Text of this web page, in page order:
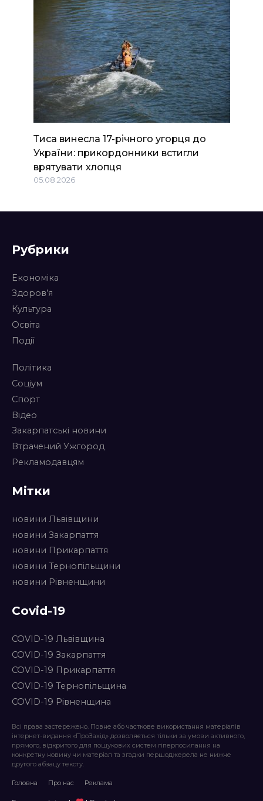
Тиса винесла 17-річного угорця до
України: прикордонники встигли
врятувати хлопця
05.08.2026
Рубрики
Економіка
Здоров’я
Культура
Освіта
Події
Політика
Соціум
Спорт
Відео
Закарпатські новини
Втрачений Ужгород
Рекламодавцям
Мітки
новини Львівщини
новини Закарпаття
новини Прикарпаття
новини Тернопільщини
новини Рівненщини
Covid-19
COVID-19 Львівщина
COVID-19 Закарпаття
COVID-19 Прикарпаття
COVID-19 Тернопільщина
COVID-19 Рівненщина
Всі права застережено. Повне або часткове використання матеріалів
інтернет-видання «ПроЗахід» дозволяється тільки за умови активного,
прямого, відкритого для пошукових систем гіперпосилання на
конкретну новину чи матеріал та згадки першоджерела не нижче
другого абзацу тексту.
Головна Про нас Реклама